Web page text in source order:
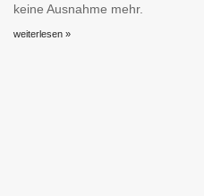
keine Ausnahme mehr.
weiterlesen »